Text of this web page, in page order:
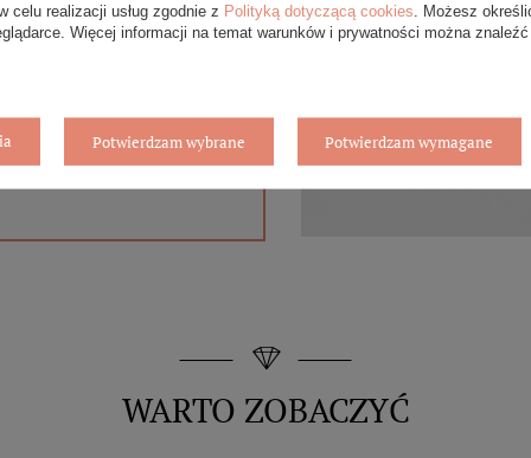
WARTO ZOBACZYĆ
celu realizacji usług zgodnie z Polityką dotyczącą cookies . Możesz
Więcej informacji na temat warunków i prywatności można
Potwierdzam wybrane Potwierdzam wymagane